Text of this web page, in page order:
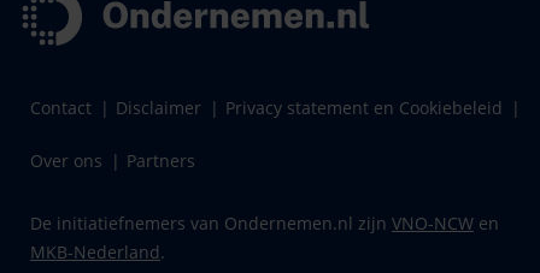
Contact Disclaimer Privacy statement en Cookiebeleid
Over ons Partners
De initiatiefnemers van Ondernemen.nl zijn VNO-NCW en
MKB-Nederland.